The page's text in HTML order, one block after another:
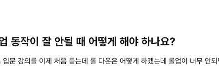
동작이 잘 안될 때 어떻게 해야 하나요?
입문 강의를 이제 처음 듣는데 롤 다운은 어떻게 하겠는데 롤업이 너무 안되